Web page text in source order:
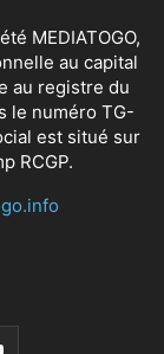
MEDIATOGO,
au capital
au registre du
le numéro TG-
est situé sur
RCGP.